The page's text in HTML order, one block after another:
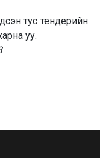
тус тендерийн
уу.